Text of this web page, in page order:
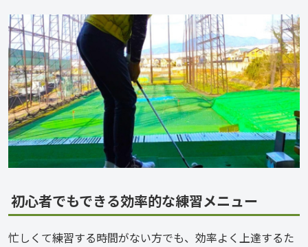
初心者でもできる効率的な練習メニュー
忙しくて練習する時間がない方でも、効率よく上達するた